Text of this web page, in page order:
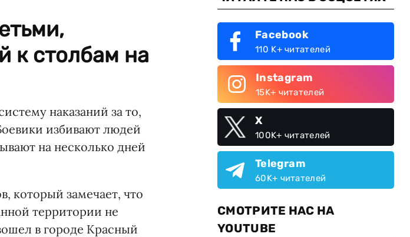
к столбам на
наказаний за то,
избивают людей
на несколько дней
который замечает, что
территории не
в городе Красный
Facebook
110 K+ читателей
Instagram
15K+ читателей
X
100K+ читателей
Telegram
60K+ читателей
СМОТРИТЕ НАС НА
YOUTUBE